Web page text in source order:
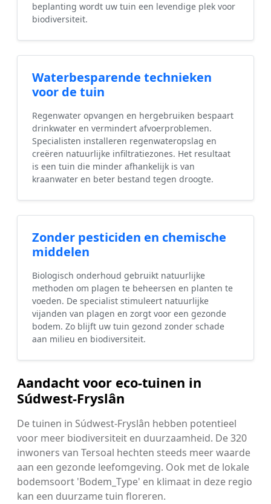
beplanting wordt uw tuin een levendige plek voor
biodiversiteit.
Waterbesparende technieken
voor de tuin
Regenwater opvangen en hergebruiken bespaart
drinkwater en vermindert afvoerproblemen.
Specialisten installeren regenwateropslag en
creëren natuurlijke infiltratiezones. Het resultaat
is een tuin die minder afhankelijk is van
kraanwater en beter bestand tegen droogte.
Zonder pesticiden en chemische
middelen
Biologisch onderhoud gebruikt natuurlijke
methoden om plagen te beheersen en planten te
voeden. De specialist stimuleert natuurlijke
vijanden van plagen en zorgt voor een gezonde
bodem. Zo blijft uw tuin gezond zonder schade
aan milieu en biodiversiteit.
Aandacht voor eco-tuinen in
Súdwest-Fryslân
De tuinen in Súdwest-Fryslân hebben potentieel
voor meer biodiversiteit en duurzaamheid. De 320
inwoners van Tersoal hechten steeds meer waarde
aan een gezonde leefomgeving. Ook met de lokale
bodemsoort 'Bodem_Type' en klimaat in deze regio
kan een duurzame tuin floreren.